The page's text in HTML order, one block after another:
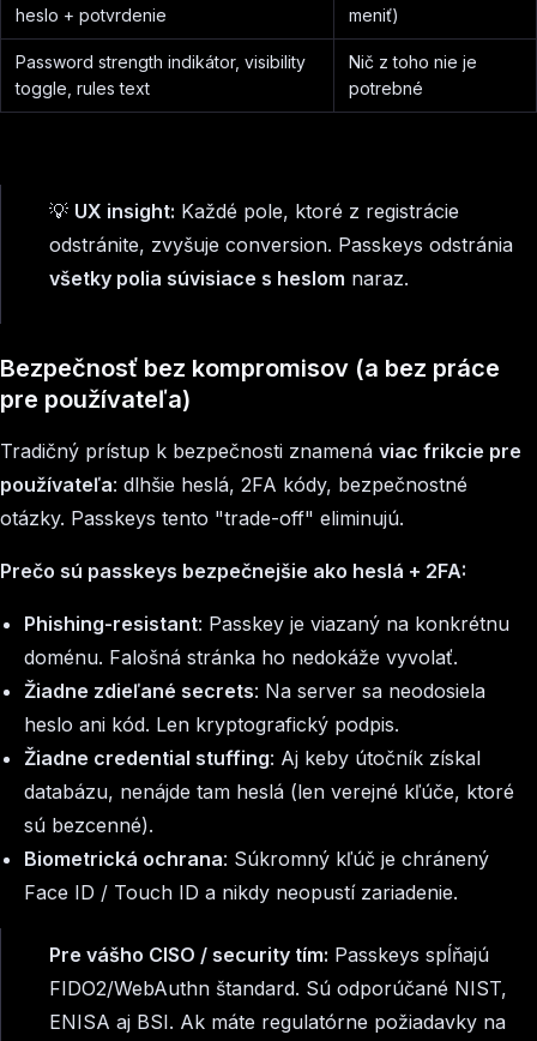
heslo + potvrdenie meniť)
Password strength indikátor, visibility
toggle, rules text
Nič z toho nie je
potrebné
💡 UX insight: Každé pole, ktoré z registrácie
odstránite, zvyšuje conversion. Passkeys odstránia
všetky polia súvisiace s heslom naraz.
Bezpečnosť bez kompromisov (a bez práce
pre používateľa)
Tradičný prístup k bezpečnosti znamená viac frikcie pre
používateľa: dlhšie heslá, 2FA kódy, bezpečnostné
otázky. Passkeys tento "trade-off" eliminujú.
Prečo sú passkeys bezpečnejšie ako heslá + 2FA:
Phishing-resistant: Passkey je viazaný na konkrétnu
doménu. Falošná stránka ho nedokáže vyvolať.
Žiadne zdieľané secrets: Na server sa neodosiela
heslo ani kód. Len kryptografický podpis.
Žiadne credential stuffing: Aj keby útočník získal
databázu, nenájde tam heslá (len verejné kľúče, ktoré
sú bezcenné).
Biometrická ochrana: Súkromný kľúč je chránený
Face ID / Touch ID a nikdy neopustí zariadenie.
Pre vášho CISO / security tím: Passkeys spĺňajú
FIDO2/WebAuthn štandard. Sú odporúčané NIST,
ENISA aj BSI. Ak máte regulatórne požiadavky na